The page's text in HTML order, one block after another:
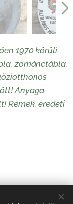
1970 körüli
zománctábla,
Anyaga
Remek, eredeti